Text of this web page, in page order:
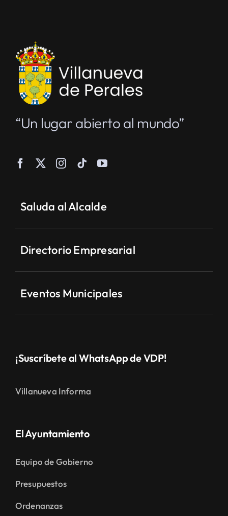
“Un lugar abierto al mundo”
Saluda al Alcalde
Directorio Empresarial
Eventos Municipales
¡Suscríbete al WhatsApp de VDP!
Villanueva Informa
El Ayuntamiento
Equipo de Gobierno
Presupuestos
Ordenanzas